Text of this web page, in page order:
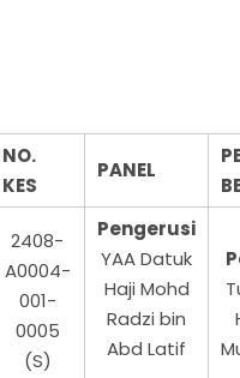
NO.
KES
PANEL
2408-
A0004-
001-
0005
(S)
Pengerusi
YAA Datuk
Haji Mohd
Radzi bin
Abd Latif